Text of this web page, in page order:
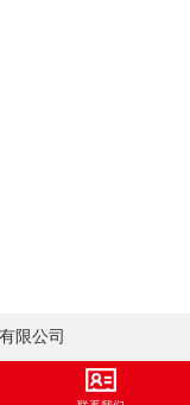
限公司